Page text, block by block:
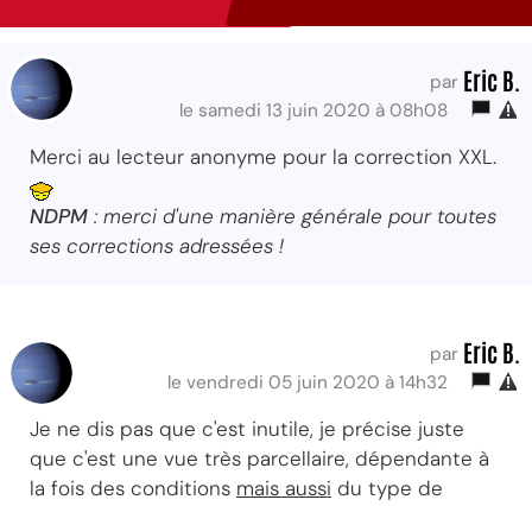
par Eric B.
le samedi 13 juin 2020 à 08h08
Merci au lecteur anonyme pour la correction XXL.
NDPM : merci d'une manière générale pour toutes
ses corrections adressées !
par Eric B.
le vendredi 05 juin 2020 à 14h32
Je ne dis pas que c'est inutile, je précise juste
que c'est une vue très parcellaire, dépendante à
la fois des conditions mais aussi du type de